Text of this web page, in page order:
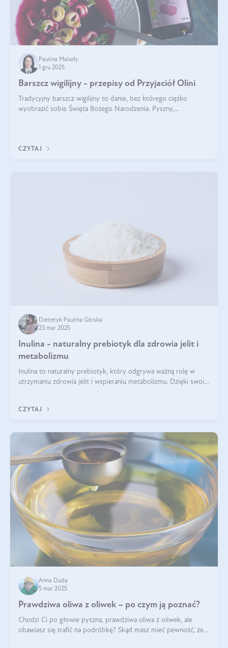
Paulina Maludy
1 gru 2025
Barszcz wigilijny - przepisy od Przyjaciół Olini
Tradycyjny barszcz wigilijny to danie, bez którego ciężko
wyobrazić sobie Święta Bożego Narodzenia. Pyszny,
CZYTAJ
Dietetyk Paulina Górska
23 mar 2025
Inulina - naturalny prebiotyk dla zdrowia jelit i
metabolizmu
Inulina to naturalny prebiotyk, który odgrywa ważną rolę w
utrzymaniu zdrowia jelit i wspieraniu metabolizmu. Dzięki swoim
CZYTAJ
Anna Duda
5 mar 2025
Prawdziwa oliwa z oliwek – po czym ją poznać?
Chodzi Ci po głowie pyszna, prawdziwa oliwa z oliwek, ale
obawiasz się trafić na podróbkę? Skąd masz mieć pewność, że